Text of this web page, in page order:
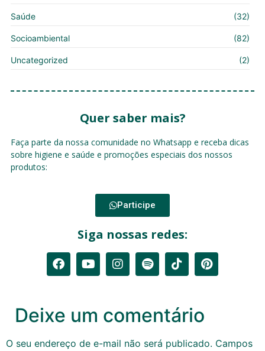
Saúde (32)
Socioambiental (82)
Uncategorized (2)
Quer saber mais?
Faça parte da nossa comunidade no Whatsapp e receba dicas
sobre higiene e saúde e promoções especiais dos nossos
produtos:
Participe
Siga nossas redes:
Deixe um comentário
O seu endereço de e-mail não será publicado. Campos